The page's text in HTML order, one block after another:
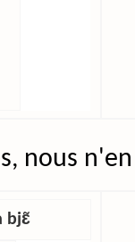
nous
bjɛ̃